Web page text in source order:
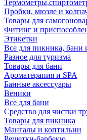
Пробки, мюзле и
Товары для
Фитинг и
Этикетки
Все для пикника, бани
Разное для туризма
Товары для бани
Ароматерапия и SPA
Банные аксессуары
Веники
Все для бани
Средство для чистки
Товары для пикника
Мангалы и коптильни